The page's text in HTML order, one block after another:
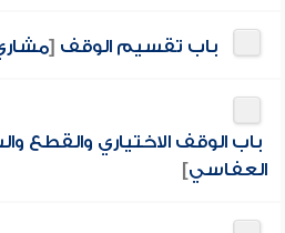
باب تقسيم الوقف [
باب الوقف الاختياري والقطع
العفاسي]